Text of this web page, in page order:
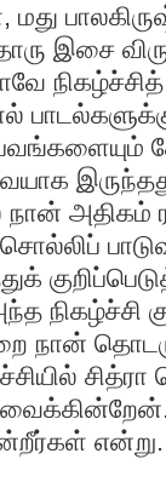
மது
இசை
அதிகம்
நிகழ்ச்சி
என்று.